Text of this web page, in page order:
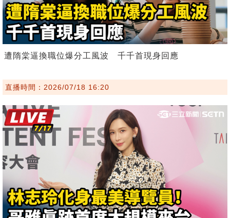
遭隋棠逼換職位爆分工風波 千千首現身回應
直播時間：2026/07/18 16:20